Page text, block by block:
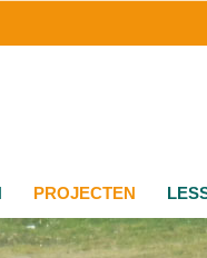
PROJECTEN